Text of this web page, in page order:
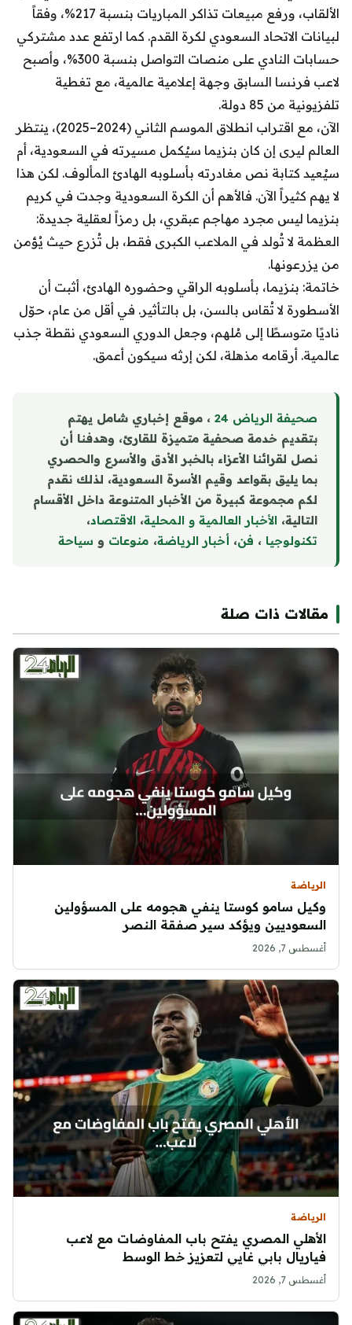
الألقاب، ورفع مبيعات تذاكر المباريات بنسبة 217%، وفقاً
لبيانات الاتحاد السعودي لكرة القدم. كما ارتفع عدد مشتركي
حسابات النادي على منصات التواصل بنسبة 300%، وأصبح
لاعب فرنسا السابق وجهة إعلامية عالمية، مع تغطية
تلفزيونية من 85 دولة.
الآن، مع اقتراب انطلاق الموسم الثاني (2024–2025)، ينتظر
العالم ليرى إن كان بنزيما سيُكمل مسيرته في السعودية، أم
سيُعيد كتابة نص مغادرته بأسلوبه الهادئ المألوف. لكن هذا
لا يهم كثيراً الآن. فالأهم أن الكرة السعودية وجدت في كريم
بنزيما ليس مجرد مهاجم عبقري، بل رمزاً لعقلية جديدة:
العظمة لا تُولد في الملاعب الكبرى فقط، بل تُزرع حيث يُؤمن
من يزرعونها.
خاتمة: بنزيما، بأسلوبه الراقي وحضوره الهادئ، أثبت أن
الأسطورة لا تُقاس بالسن، بل بالتأثير. في أقل من عام، حوّل
ناديًا متوسطًا إلى مُلهم، وجعل الدوري السعودي نقطة جذب
عالمية. أرقامه مذهلة، لكن إرثه سيكون أعمق.
صحيفة الرياض 24
، موقع إخباري شامل يهتم
بتقديم خدمة صحفية متميزة للقارئ، وهدفنا أن
نصل لقرائنا الأعزاء بالخبر الأدق والأسرع والحصري
بما يليق بقواعد وقيم الأسرة السعودية، لذلك نقدم
لكم مجموعة كبيرة من الأخبار المتنوعة داخل الأقسام
التالية، الأخبار العالمية و المحلية، الاقتصاد،
تكنولوجيا ، فن، أخبار الرياضة، منوعات و سياحة
مقالات ذات صلة
الرياضة
وكيل سامو كوستا ينفي هجومه على المسؤولين
السعوديين ويؤكد سير صفقة النصر
أغسطس 7, 2026
الرياضة
الأهلي المصري يفتح باب المفاوضات مع لاعب
فياريال بابي غايي لتعزيز خط الوسط
أغسطس 7, 2026